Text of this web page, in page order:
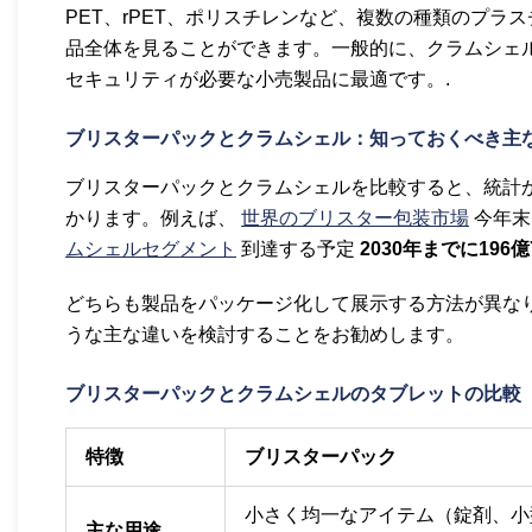
PET、rPET、ポリスチレンなど、複数の種類のプラ
品全体を見ることができます。一般的に、クラムシ
セキュリティが必要な小売製品に最適です。.
ブリスターパックとクラムシェル：知っておくべき主
ブリスターパックとクラムシェルを比較すると、統
かります。例えば、 世界のブリスター包装市場 今年
ムシェルセグメント 到達する予定 2030年までに196
どちらも製品をパッケージ化して展示する方法が異
うな主な違いを検討することをお勧めします。
ブリスターパックとクラムシェルのタブレットの比較
特徴 ブリスターパック
小さく均一なアイテム（錠剤、